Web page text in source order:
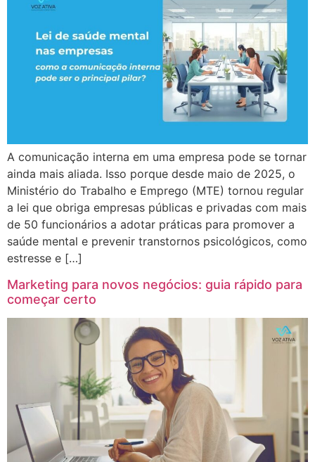
A comunicação interna em uma empresa pode se tornar
ainda mais aliada. Isso porque desde maio de 2025, o
Ministério do Trabalho e Emprego (MTE) tornou regular
a lei que obriga empresas públicas e privadas com mais
de 50 funcionários a adotar práticas para promover a
saúde mental e prevenir transtornos psicológicos, como
estresse e […]
Marketing para novos negócios: guia rápido para
começar certo